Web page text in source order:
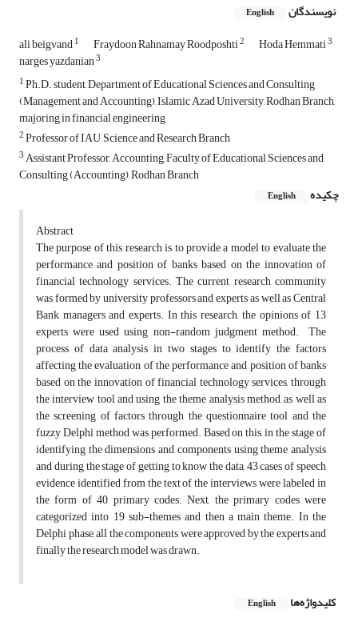
نویسندگان English
ali beigvand1 Fraydoon Rahnamay Roodposhti2 Hoda Hemmati3
narges yazdanian3
1Ph.D. student, Department of Educational Sciences and Consulting
(Management and Accounting), Islamic Azad University, Rodhan Branch,
majoring in financial engineering
2Professor of IAU, Science and Research Branch
3Assistant Professor, Accounting, Faculty of Educational Sciences and
Consulting (Accounting), Rodhan Branch
چکیده
English
Abstract
The purpose of this research is to provide a model to evaluate the
performance and position of banks based on the innovation of
financial technology services. The current research community
was formed by university professors and experts as well as Central
Bank managers and experts. In this research, the opinions of 13
experts were used using non-random judgment method. ‬‬‬‬‬‬‬‬‬‬‬‬‬‬‬‬‬‬‬‬‬‬‬‬‬‬‬‬‬‬‬‬‬‬‬‬‬‬‬‬‬‬‬‬‬‬‬‬‬‬ The
process of data analysis in two stages to identify the factors
affecting the evaluation of the performance and position of banks
based on the innovation of financial technology services, through
the interview tool and using the theme analysis method, as well as
the screening of factors through the questionnaire tool and the
fuzzy Delphi method was performed. Based on this, in the stage of
identifying the dimensions and components using theme analysis
and during the stage of getting to know the data, 43 cases of speech
evidence identified from the text of the interviews were labeled in
the form of 40 primary codes. Next, the primary codes were
categorized into 19 sub-themes and then a main theme. In the
Delphi phase, all the components were approved by the experts and
finally the research model was drawn.
کلیدواژه‌ها English